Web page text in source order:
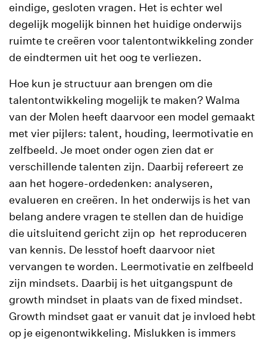
eindige, gesloten vragen. Het is echter wel
degelijk mogelijk binnen het huidige onderwijs
ruimte te creëren voor talentontwikkeling zonder
de eindtermen uit het oog te verliezen.
Hoe kun je structuur aan brengen om die
talentontwikkeling mogelijk te maken? Walma
van der Molen heeft daarvoor een model gemaakt
met vier pijlers: talent, houding, leermotivatie en
zelfbeeld. Je moet onder ogen zien dat er
verschillende talenten zijn. Daarbij refereert ze
aan het hogere-ordedenken: analyseren,
evalueren en creëren. In het onderwijs is het van
belang andere vragen te stellen dan de huidige
die uitsluitend gericht zijn op het reproduceren
van kennis. De lesstof hoeft daarvoor niet
vervangen te worden. Leermotivatie en zelfbeeld
zijn mindsets. Daarbij is het uitgangspunt de
growth mindset in plaats van de fixed mindset.
Growth mindset gaat er vanuit dat je invloed hebt
op je eigenontwikkeling. Mislukken is immers